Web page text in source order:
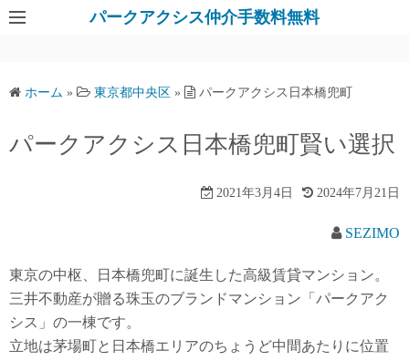
パークアクシス仲介手数料無料
ホーム » 東京都中央区 » パークアクシス日本橋兜町
パークアクシス日本橋兜町賢い選択
2021年3月4日 2024年7月21日
SEZIMO
東京の中枢、日本橋兜町に誕生した高級賃貸マンション。
三井不動産が贈る珠玉のブランドマンション「パークアク
シス」の一棟です。
立地は茅場町と日本橋エリアのちょうど中間あたりに位置